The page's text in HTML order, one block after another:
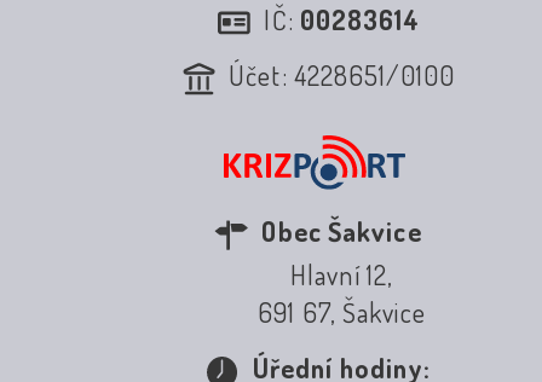
IČ: 00283614
Účet: 4228651/0100
Obec Šakvice
Hlavní 12,
691 67, Šakvice
Úřední hodiny: